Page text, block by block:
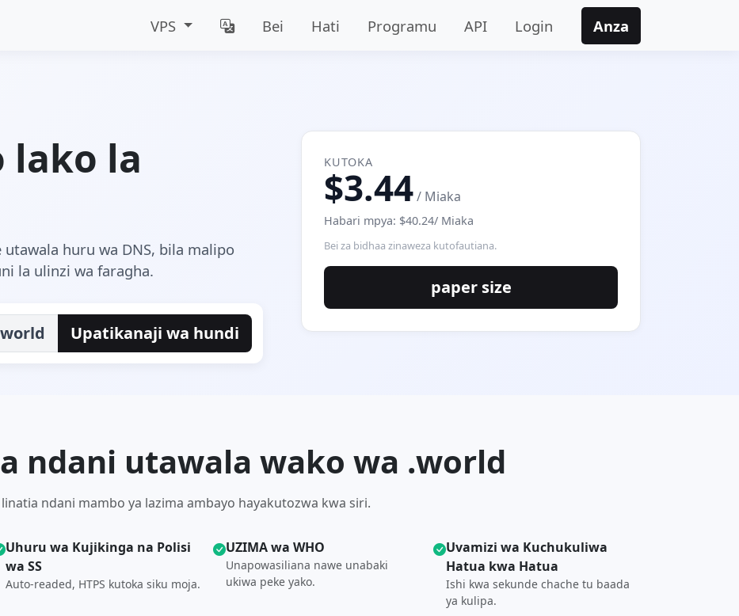
VPS Bei Hati Programu API Login Anza
lako la
huru wa DNS, bila malipo
la ulinzi wa faragha.
Upatikanaji wa hundi
KUTOKA
$3.44/ Miaka
Habari mpya: $40.24/ Miaka
Bei za bidhaa zinaweza kutofautiana.
paper size
ndani utawala wako wa .world
ndani mambo ya lazima ambayo hayakutozwa kwa siri.
Uhuru wa Kujikinga na Polisi
wa SS
Auto-readed, HTPS kutoka siku moja.
UZIMA wa WHO
Unapowasiliana nawe unabaki
ukiwa peke yako.
Uvamizi wa Kuchukuliwa
Hatua kwa Hatua
Ishi kwa sekunde chache tu baada
ya kulipa.